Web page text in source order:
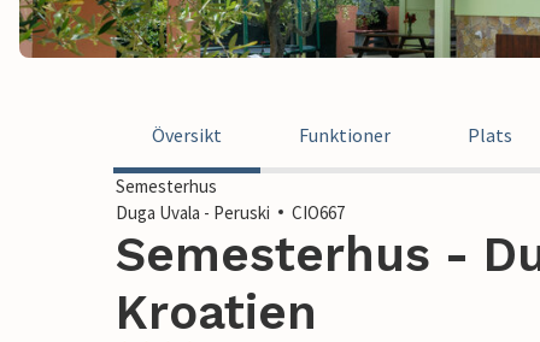
Översikt Funktioner Plats
Semesterhus
Duga Uvala - Peruski
CIO667
Semesterhus -
Kroatien